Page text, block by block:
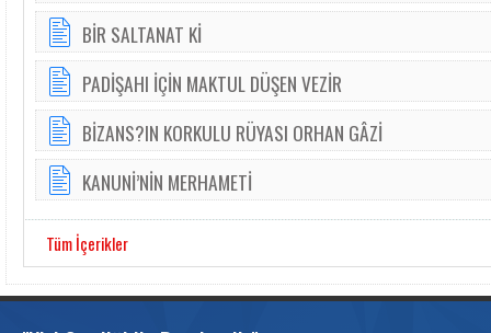
BİR SALTANAT Kİ
PADİŞAHI İÇİN MAKTUL DÜŞEN VEZİR
BİZANS?IN KORKULU RÜYASI ORHAN GÂZİ
KANUNİ’NİN MERHAMETİ
Tüm İçerikler